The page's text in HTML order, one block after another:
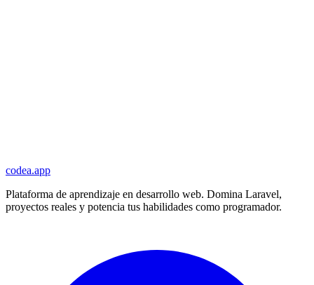
codea.app
Plataforma de aprendizaje en desarrollo web. Domina Laravel,
proyectos reales y potencia tus habilidades como programador.